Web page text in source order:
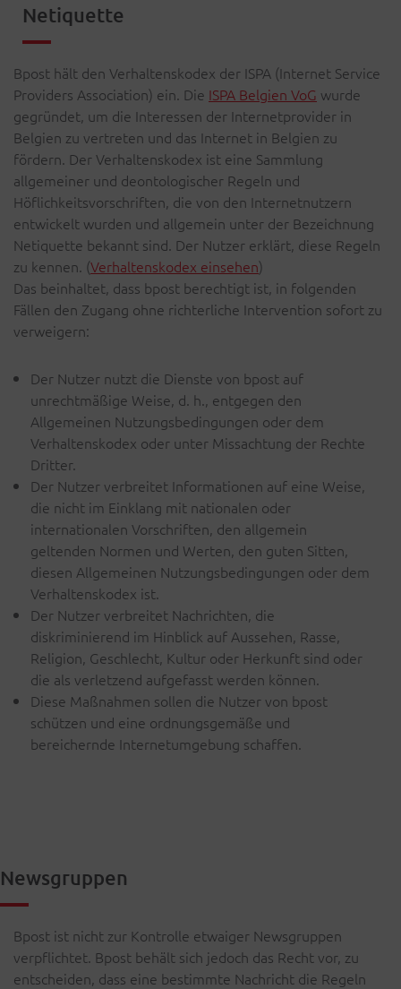
Netiquette
Bpost hält den Verhaltenskodex der ISPA (Internet Service
Providers Association) ein. Die ISPA Belgien VoG wurde
gegründet, um die Interessen der Internetprovider in
Belgien zu vertreten und das Internet in Belgien zu
fördern. Der Verhaltenskodex ist eine Sammlung
allgemeiner und deontologischer Regeln und
Höflichkeitsvorschriften, die von den Internetnutzern
entwickelt wurden und allgemein unter der Bezeichnung
Netiquette bekannt sind. Der Nutzer erklärt, diese Regeln
zu kennen. (Verhaltenskodex einsehen)
Das beinhaltet, dass bpost berechtigt ist, in folgenden
Fällen den Zugang ohne richterliche Intervention sofort zu
verweigern:
Der Nutzer nutzt die Dienste von bpost auf
unrechtmäßige Weise, d. h., entgegen den
Allgemeinen Nutzungsbedingungen oder dem
Verhaltenskodex oder unter Missachtung der Rechte
Dritter.
Der Nutzer verbreitet Informationen auf eine Weise,
die nicht im Einklang mit nationalen oder
internationalen Vorschriften, den allgemein
geltenden Normen und Werten, den guten Sitten,
diesen Allgemeinen Nutzungsbedingungen oder dem
Verhaltenskodex ist.
Der Nutzer verbreitet Nachrichten, die
diskriminierend im Hinblick auf Aussehen, Rasse,
Religion, Geschlecht, Kultur oder Herkunft sind oder
die als verletzend aufgefasst werden können.
Diese Maßnahmen sollen die Nutzer von bpost
schützen und eine ordnungsgemäße und
bereichernde Internetumgebung schaffen.
Newsgruppen
Bpost ist nicht zur Kontrolle etwaiger Newsgruppen
verpflichtet. Bpost behält sich jedoch das Recht vor, zu
entscheiden, dass eine bestimmte Nachricht die Regeln